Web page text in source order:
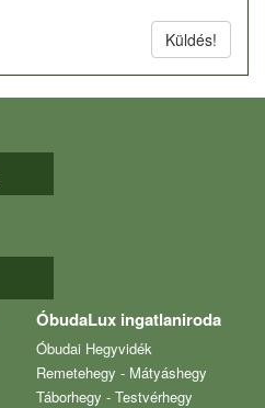
Küldés!
ÓbudaLux ingatlaniroda
Óbudai Hegyvidék
Remetehegy - Mátyáshegy
Táborhegy - Testvérhegy